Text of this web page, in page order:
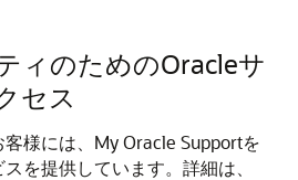
ィのためのOracleサ
セス
様には、My Oracle Supportを
を提供しています。詳細は、